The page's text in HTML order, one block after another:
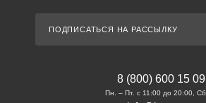
ПОДПИСАТЬСЯ НА РАССЫЛКУ
8 (800) 600 15 09